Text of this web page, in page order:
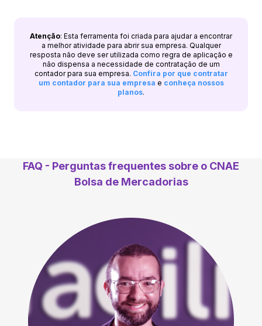
Atenção: Esta ferramenta foi criada para ajudar a encontrar
a melhor atividade para abrir sua empresa. Qualquer
resposta não deve ser utilizada como regra de aplicação e
não dispensa a necessidade de contratação de um
contador para sua empresa. Confira por que contratar
um contador para sua empresa e conheça nossos
planos.
FAQ - Perguntas frequentes sobre o CNAE
Bolsa de Mercadorias